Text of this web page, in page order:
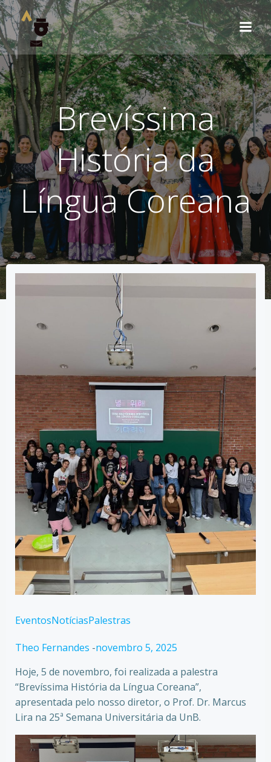
Pular
para
o
conteúdo
Brevíssima
História da
Língua Coreana
EventosNotíciasPalestras
Theo Fernandes -novembro 5, 2025
Hoje, 5 de novembro, foi realizada a palestra
“Brevíssima História da Língua Coreana”,
apresentada pelo nosso diretor, o Prof. Dr. Marcus
Lira na 25ª Semana Universitária da UnB.